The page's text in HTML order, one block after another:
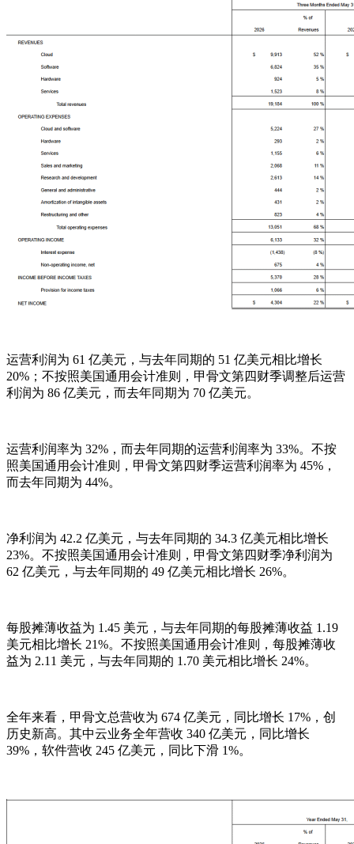
运营利润为 61 亿美元，与去年同期的 51 亿美元相比增长
20%；不按照美国通用会计准则，甲骨文第四财季调整后运营
利润为 86 亿美元，而去年同期为 70 亿美元。
运营利润率为 32%，而去年同期的运营利润率为 33%。不按
照美国通用会计准则，甲骨文第四财季运营利润率为 45%，
而去年同期为 44%。
净利润为 42.2 亿美元，与去年同期的 34.3 亿美元相比增长
23%。不按照美国通用会计准则，甲骨文第四财季净利润为
62 亿美元，与去年同期的 49 亿美元相比增长 26%。
每股摊薄收益为 1.45 美元，与去年同期的每股摊薄收益 1.19
美元相比增长 21%。不按照美国通用会计准则，每股摊薄收
益为 2.11 美元，与去年同期的 1.70 美元相比增长 24%。
全年来看，甲骨文总营收为 674 亿美元，同比增长 17%，创
历史新高。其中云业务全年营收 340 亿美元，同比增长
39%，软件营收 245 亿美元，同比下滑 1%。